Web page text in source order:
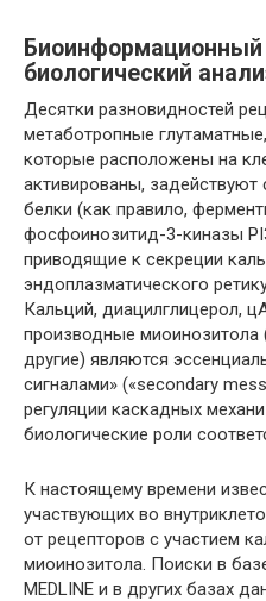
биологический
Десятки разновидностей
метаботропные
которые расположены на
активированы, задействуют
белки (как правило,
фосфоинозитид-3-киназы
приводящие к секреции
эндоплазматического
Кальций, диацилглицерол,
производные
другие) являются
сигналами» («secondary
регуляции каскадных
биологические роли
К настоящему времени
участвующих во
от рецепторов с участием
миоинозитола. Поиски в
MEDLINE и в других базах